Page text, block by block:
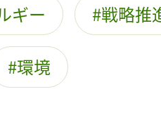
ギー 戦略推
環境